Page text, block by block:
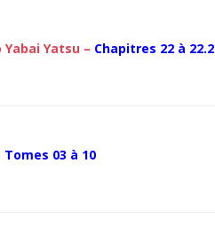
Yatsu – Chapitres 22 à 22.2
Tomes 03 à 10